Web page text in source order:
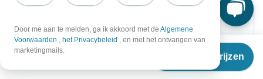
Vanaf €2.549
Reisdata & prijzen
6 dec. 2026 13 dec. 2026
Engels
Gegarandeerd vertrek
Door me aan te melden, ga ik akkoord met de Algemene
Voorwaarden , het Privacybeleid , en met het ontvangen van
marketingmails.